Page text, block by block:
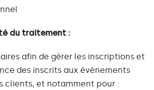
du traitement :
afin de gérer les inscriptions et
des inscrits aux évènements
clients, et notamment pour :